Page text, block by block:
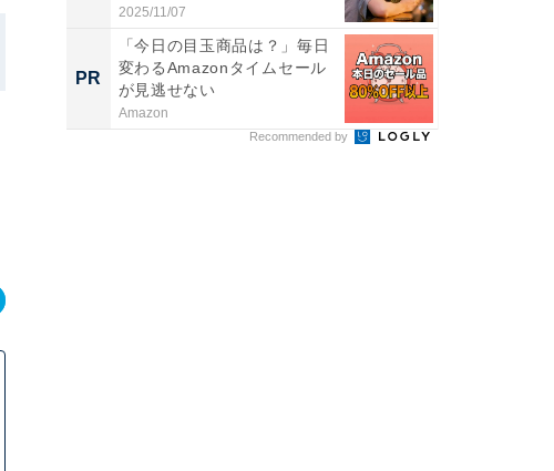
位...
2025/11/07
PR
「今日の目玉商品は？」毎日
変わるAmazonタイムセール
が見逃せない
Amazon
Recommended by